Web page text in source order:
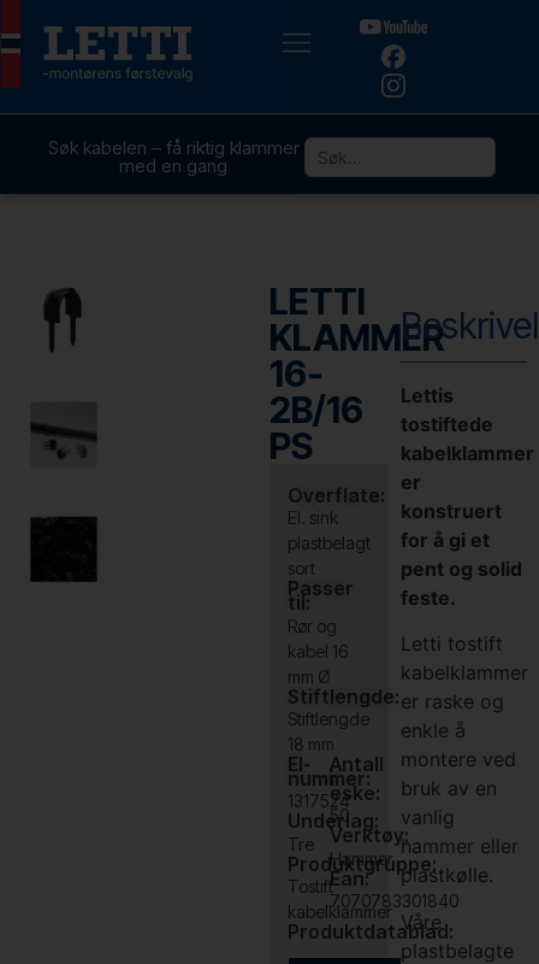
Søk kabelen – få riktig klammer
med en gang
LETTI
KLAMMER
16-
2B/16
PS
Overflate:
El. sink
plastbelagt
sort
Passer
til:
Rør og
kabel 16
mm Ø
Stiftlengde:
Stiftlengde
18 mm
El-
nummer:
1317524
Underlag:
Tre
Produktgruppe:
Tostift
kabelklammer
Antall
i
eske:
50
Verktøy:
Hammer
Ean:
7070783301840
Produktdatablad:
Lettis
tostiftede
kabelklammer
er
konstruert
for å gi et
pent og solid
feste.
Letti tostift
kabelklammer
er raske og
enkle å
montere ved
bruk av en
vanlig
hammer eller
plastkølle.
Våre
plastbelagte